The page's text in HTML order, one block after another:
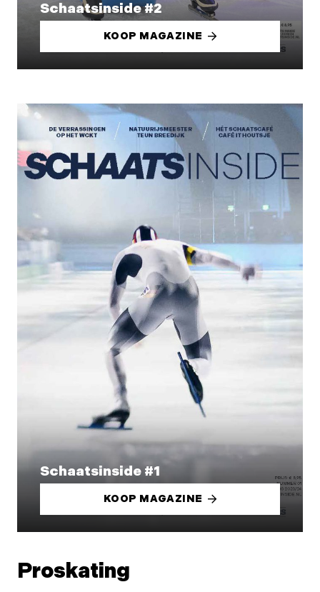
Schaatsinside #2
KOOP MAGAZINE
Schaatsinside #1
KOOP MAGAZINE
Proskating